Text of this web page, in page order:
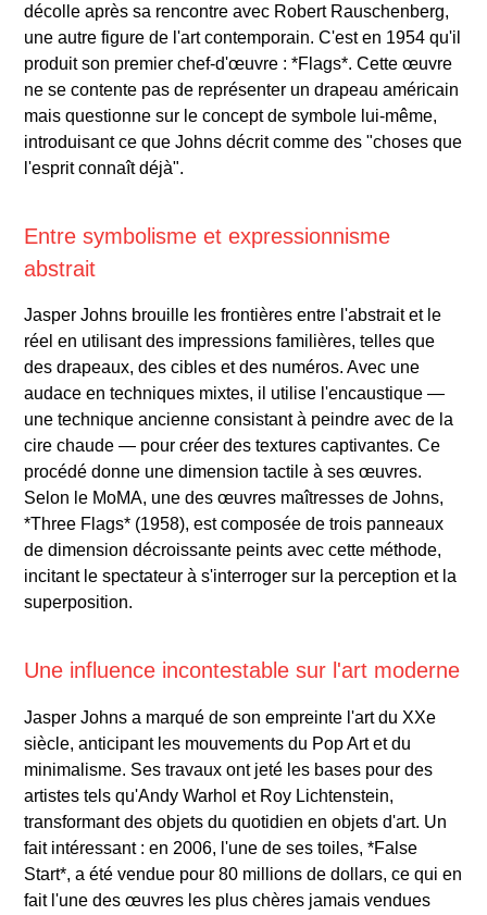
décolle après sa rencontre avec Robert Rauschenberg,
une autre figure de l'art contemporain. C'est en 1954 qu'il
produit son premier chef-d'œuvre : *Flags*. Cette œuvre
ne se contente pas de représenter un drapeau américain
mais questionne sur le concept de symbole lui-même,
introduisant ce que Johns décrit comme des "choses que
l'esprit connaît déjà".
Entre symbolisme et expressionnisme
abstrait
Jasper Johns brouille les frontières entre l'abstrait et le
réel en utilisant des impressions familières, telles que
des drapeaux, des cibles et des numéros. Avec une
audace en techniques mixtes, il utilise l'encaustique —
une technique ancienne consistant à peindre avec de la
cire chaude — pour créer des textures captivantes. Ce
procédé donne une dimension tactile à ses œuvres.
Selon le MoMA, une des œuvres maîtresses de Johns,
*Three Flags* (1958), est composée de trois panneaux
de dimension décroissante peints avec cette méthode,
incitant le spectateur à s'interroger sur la perception et la
superposition.
Une influence incontestable sur l'art moderne
Jasper Johns a marqué de son empreinte l'art du XXe
siècle, anticipant les mouvements du Pop Art et du
minimalisme. Ses travaux ont jeté les bases pour des
artistes tels qu'Andy Warhol et Roy Lichtenstein,
transformant des objets du quotidien en objets d'art. Un
fait intéressant : en 2006, l'une de ses toiles, *False
Start*, a été vendue pour 80 millions de dollars, ce qui en
fait l'une des œuvres les plus chères jamais vendues